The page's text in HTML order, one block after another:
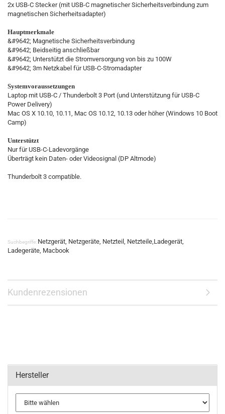
2x USB-C Stecker (mit USB-C magnetischer Sicherheitsverbindung zum
magnetischen Sicherheitsadapter)
Hauptmerkmale
&#9642; Magnetische Sicherheitsverbindung
&#9642; Beidseitig anschließbar
&#9642; Unterstützt die Stromversorgung von bis zu 100W
&#9642; 3m Netzkabel für USB-C-Stromadapter
Systemvoraussetzungen
Laptop mit USB-C / Thunderbolt 3 Port (und Unterstützung für USB-C
Power Delivery)
Mac OS X 10.10, 10.11, Mac OS 10.12, 10.13 oder höher (Windows 10 Boot
Camp)
Unterstützt
Nur für USB-C-Ladevorgänge
Überträgt kein Daten- oder Videosignal (DP Altmode)
Thunderbolt 3 compatible.
Suchbegriffe: Netzgerät, Netzgeräte, Netzteil, Netzteile,Ladegerät,
Ladegeräte, Macbook
Kundenrezensionen
Hersteller